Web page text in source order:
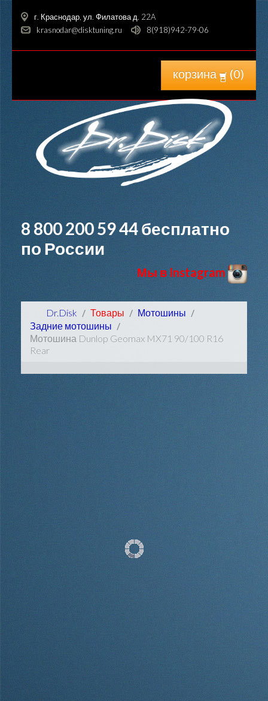
г. Краснодар, ул. Филатова д. 22A
krasnodar@disktuning.ru
8(918)942-79-06
корзина (0)
8 800 200 59 44бесплатно
по России
Мы в Instagram
Dr.Disk Товары
Мотошины
Задние мотошины
Мотошина Dunlop Geomax MX71 90/100 R16
Rear